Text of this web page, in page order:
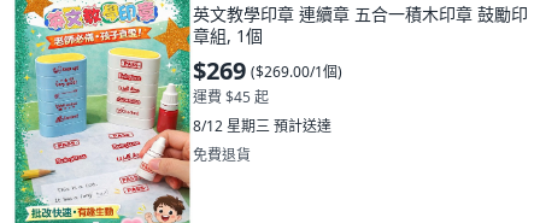
英文教學印章 連續章 五合一積木印章 鼓勵印
章組, 1個
$269 ($269.00/1個)
運費 $45 起
8/12 星期三預計送達
免費退貨